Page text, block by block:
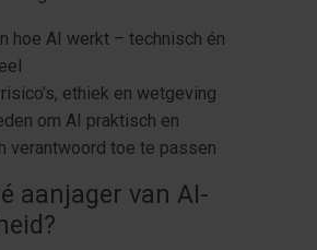
hoe AI werkt – technisch én
ethiek en wetgeving
om AI praktisch en
verantwoord toe te passen
aanjager van AI-